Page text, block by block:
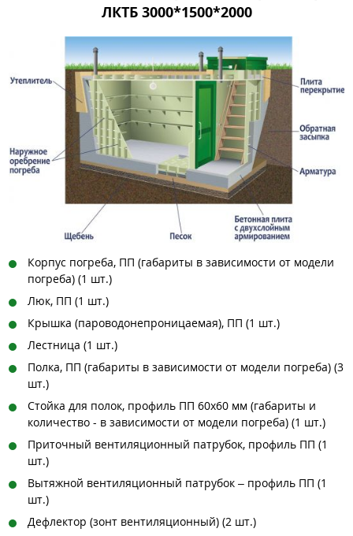
ЛКТБ 3000*1500*2000
Корпус погреба, ПП (габариты в зависимости от модели
погреба) (1 шт.)
Люк, ПП (1 шт.)
Крышка (пароводонепроницаемая), ПП (1 шт.)
Лестница (1 шт.)
Полка, ПП (габариты в зависимости от модели погреба) (3
шт.)
Стойка для полок, профиль ПП 60х60 мм (габариты и
количество - в зависимости от модели погреба) (1 шт.)
Приточный вентиляционный патрубок, профиль ПП (1
шт.)
Вытяжной вентиляционный патрубок – профиль ПП (1
шт.)
Дефлектор (зонт вентиляционный) (2 шт.)